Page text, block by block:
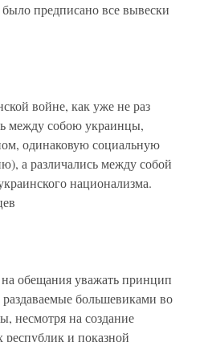
предписано все вывески
войне, как уже не раз
между собою украинцы,
одинаковую социальную
а различались между собой
национализма.
обещания уважать принцип
большевиками во
несмотря на создание
республик и показной